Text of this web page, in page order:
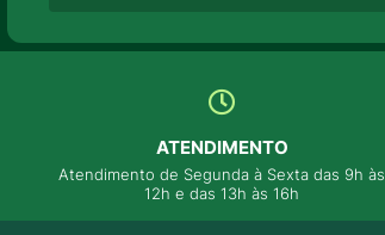
ATENDIMENTO
Atendimento de Segunda à Sexta das 9h às
12h e das 13h às 16h